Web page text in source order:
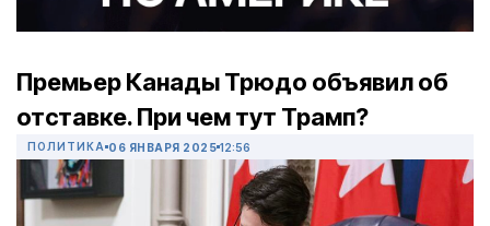
Премьер Канады Трюдо объявил об
отставке. При чем тут Трамп?
ПОЛИТИКА 06 ЯНВАРЯ 2025 12:56